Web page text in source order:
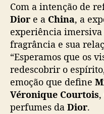
pic.twitter.com/
— fkshi (@FKShi)
Com a intenção de
Dior e a China, a
experiência
fragrância e sua
“Esperamos que os
redescobrir o
emoção que define
Véronique Courtois,
perfumes da Dior.